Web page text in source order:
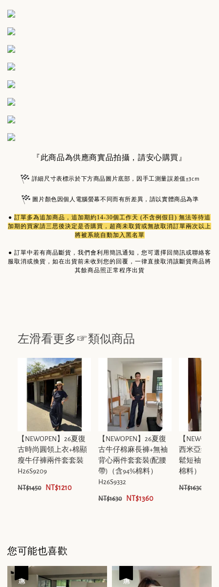
『此商品為供應商實品拍攝，請安心購買』
詳細尺寸表標示於下方商品圖片底部，因手工測量誤差值±3cm
圖片顏色因個人電腦螢幕不同而有所差異，請以實體商品為準
● 訂單多為追加商品 ，追加期約14-30個工作天 (不含例假日) 無法等待追
加期的買家請三思後決定是否購買，超商未取貨或無故取消訂單兩次以上
將被系統自動加入黑名單
● 訂單中若有商品斷貨，我們會利用簡訊通知，您可選擇回簡訊或聯絡客
服取消或換貨，如在出貨前未收到您的回覆，一律直接取消該斷貨商品將
其餘商品照正常程序出貨
左滑看更多☞類似商品
【NEWOPEN】26夏復
古時尚圓領上衣+棉顯
瘦牛仔褲兩件套套裝
H26S9209
NT$1450 NT$1210
【NEWOPEN】26夏復
古牛仔棉麻長褲+無袖
背心兩件套套裝(配腰
帶)（含94%棉料）
H26S9332
NT$1630 NT$1360
【
西米亞鏤空
鬆短袖洋裝
棉料）
NT$1630
您可能也喜歡